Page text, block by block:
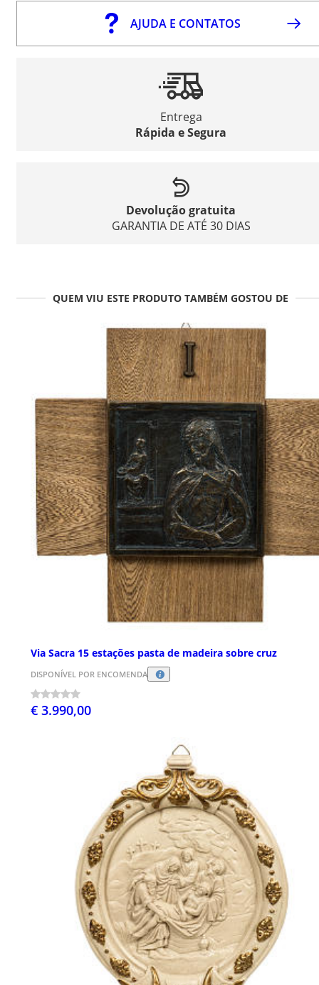
AJUDA E CONTATOS
Entrega
Rápida e Segura
Devolução gratuita
GARANTIA DE ATÉ 30 DIAS
QUEM VIU ESTE PRODUTO TAMBÉM GOSTOU DE
Via Sacra 15 estações pasta de madeira sobre cruz
DISPONÍVEL POR ENCOMENDA
€ 3.990,00